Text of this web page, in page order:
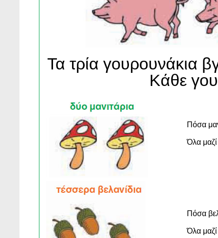
Τα τρία γουρουνάκια
Κάθε
Πόσα
Όλα μαζί
Πόσα
Όλα μαζί